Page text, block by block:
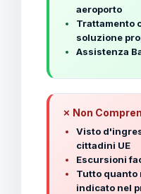
aeroporto
Trattamento
soluzione
Assistenza
✗ Non
Visto
cittadini UE
Escursioni
Tutto quanto
indicato nel